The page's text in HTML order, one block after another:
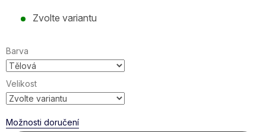
cena:
Zvolte variantu
Barva
Velikost
Možnosti doručení